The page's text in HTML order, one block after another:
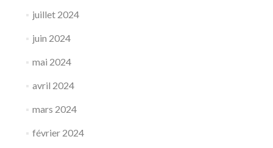
juillet 2024
juin 2024
mai 2024
avril 2024
mars 2024
février 2024